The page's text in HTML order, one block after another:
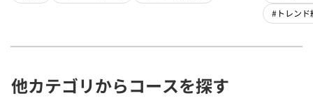
#トレンド
他カテゴリからコースを探す